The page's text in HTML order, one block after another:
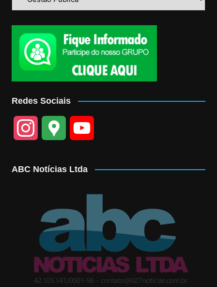
Redes Sociais
a
g
r
l
e
M
b
e
ABC Notícias Ltda